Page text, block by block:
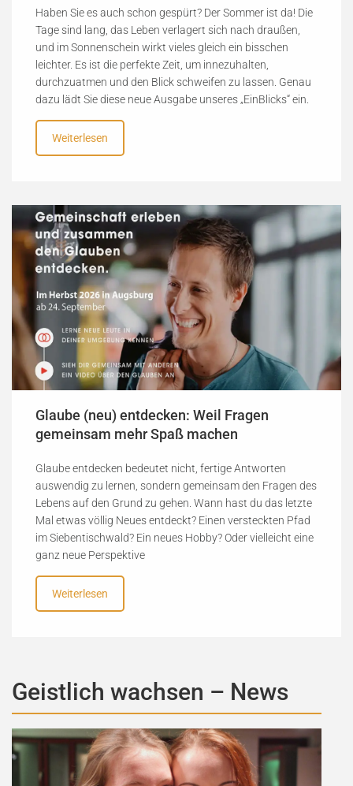
Haben Sie es auch schon gespürt? Der Sommer ist da! Die
Tage sind lang, das Leben verlagert sich nach draußen,
und im Sonnenschein wirkt vieles gleich ein bisschen
leichter. Es ist die perfekte Zeit, um innezuhalten,
durchzuatmen und den Blick schweifen zu lassen. Genau
dazu lädt Sie diese neue Ausgabe unseres „EinBlicks“ ein.
Weiterlesen
Glaube (neu) entdecken: Weil Fragen
gemeinsam mehr Spaß machen
Glaube entdecken bedeutet nicht, fertige Antworten
auswendig zu lernen, sondern gemeinsam den Fragen des
Lebens auf den Grund zu gehen. Wann hast du das letzte
Mal etwas völlig Neues entdeckt? Einen versteckten Pfad
im Siebentischwald? Ein neues Hobby? Oder vielleicht eine
ganz neue Perspektive
Weiterlesen
Geistlich wachsen – News